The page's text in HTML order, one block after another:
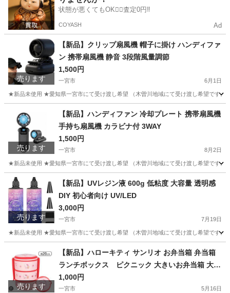
状態が悪くてもOK🙆‍♀️査定0円‼️
COYASH Ad
売ります
【新品】クリップ扇風機 帽子に掛け ハンディファ
ン 携帯扇風機 静音 3段階風量調節
1,500円
一宮市 6月1日
★新品未使用 ★愛知県一宮市にて受け渡し希望 （木曽川地域にて受け渡し希望です
その他
売ります
【新品】ハンディファン 冷却プレート 携帯扇風機
手持ち扇風機 カラビナ付 3WAY
1,500円
一宮市 8月2日
★新品未使用 ★愛知県一宮市にて受け渡し希望 （木曽川地域にて受け渡し希望です
愛知 一宮市 その他
売ります
【新品】UVレジン液 600g 低粘度 大容量 透明感
DIY 初心者向け UV/LED
3,000円
一宮市 7月19日
★新品未使用 ★愛知県一宮市にて受け渡し希望 （木曽川地域にて受け渡し希望です
その他
売ります
【新品】ハローキティ サンリオ お弁当箱 弁当箱
ランチボックス ピクニック 大きいお弁当箱 大容
量
1,000円
一宮市 5月16日